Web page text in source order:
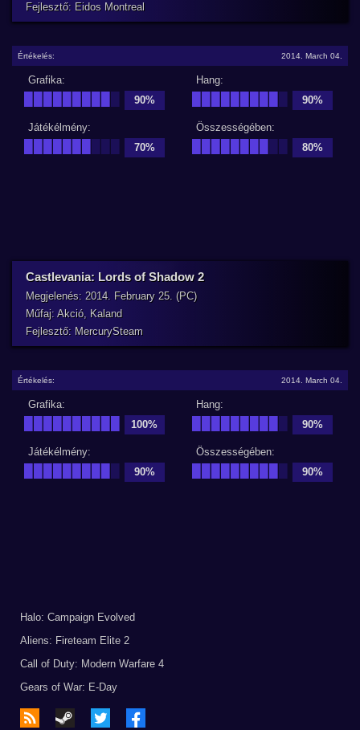
Fejlesztő: Eidos Montreal
Értékelés: 2014. March 04.
Grafika:
90%
Hang:
90%
Játékélmény:
70%
Összességében:
80%
Castlevania: Lords of Shadow 2
Megjelenés: 2014. February 25. (PC)
Műfaj: Akció, Kaland
Fejlesztő: MercurySteam
Értékelés: 2014. March 04.
Grafika:
100%
Hang:
90%
Játékélmény:
90%
Összességében:
90%
Halo: Campaign Evolved
Aliens: Fireteam Elite 2
Call of Duty: Modern Warfare 4
Gears of War: E-Day